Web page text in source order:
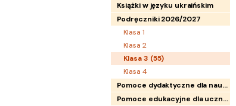
Książki w języku ukraińskim
Podręczniki 2026/2027
Klasa 1
Klasa 2
Klasa 3 (55)
Klasa 4
Pomoce dydaktyczne dla nauczycieli
Pomoce edukacyjne dla uczniów